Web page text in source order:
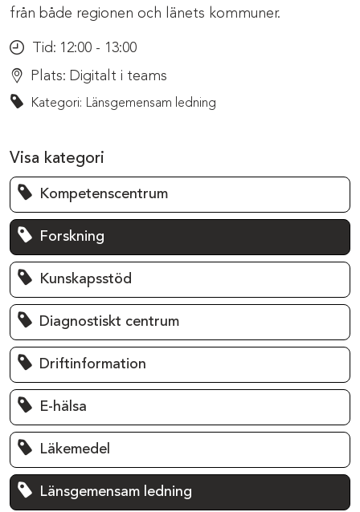
från både regionen och länets kommuner.
Tid: 12:00 - 13:00
Plats: Digitalt i teams
Kategori: Länsgemensam ledning
Visa kategori
Kompetenscentrum
Forskning
Kunskapsstöd
Diagnostiskt centrum
Driftinformation
E-hälsa
Läkemedel
Länsgemensam ledning